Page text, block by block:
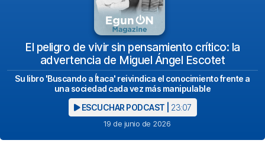
El peligro de vivir sin pensamiento crítico: la
advertencia de Miguel Ángel Escotet
Su libro 'Buscando a Ítaca' reivindica el conocimiento frente a
una sociedad cada vez más manipulable
ESCUCHAR PODCAST | 23:07
19 de junio de 2026